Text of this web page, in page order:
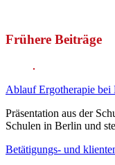
Frühere Beiträge
Ablauf Ergotherapie bei
Präsentation aus der
Schulen in Berlin und
Betätigungs- und